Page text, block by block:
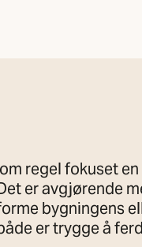
regel fokuset
er avgjørende
bygningens
er trygge å